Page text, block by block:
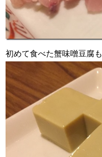
初めて食べた蟹味噌豆腐